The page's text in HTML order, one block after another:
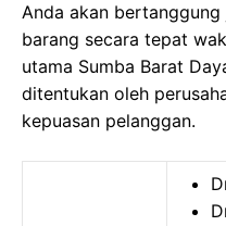
Anda akan
barang secara tepat
utama Sumba Barat
ditentukan oleh
kepuasan pelanggan.